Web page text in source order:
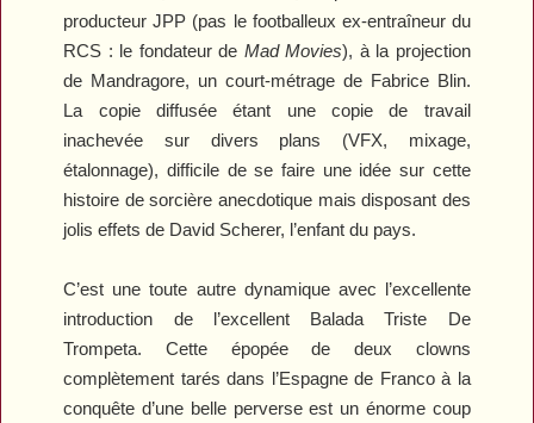
producteur JPP (pas le footballeux ex-entraîneur du
RCS : le fondateur de Mad Movies), à la projection
de Mandragore, un court-métrage de Fabrice Blin.
La copie diffusée étant une copie de travail
inachevée sur divers plans (VFX, mixage,
étalonnage), difficile de se faire une idée sur cette
histoire de sorcière anecdotique mais disposant des
jolis effets de David Scherer, l’enfant du pays.
C’est une toute autre dynamique avec l’excellente
introduction de l’excellent Balada Triste De
Trompeta. Cette épopée de deux clowns
complètement tarés dans l’Espagne de Franco à la
conquête d’une belle perverse est un énorme coup